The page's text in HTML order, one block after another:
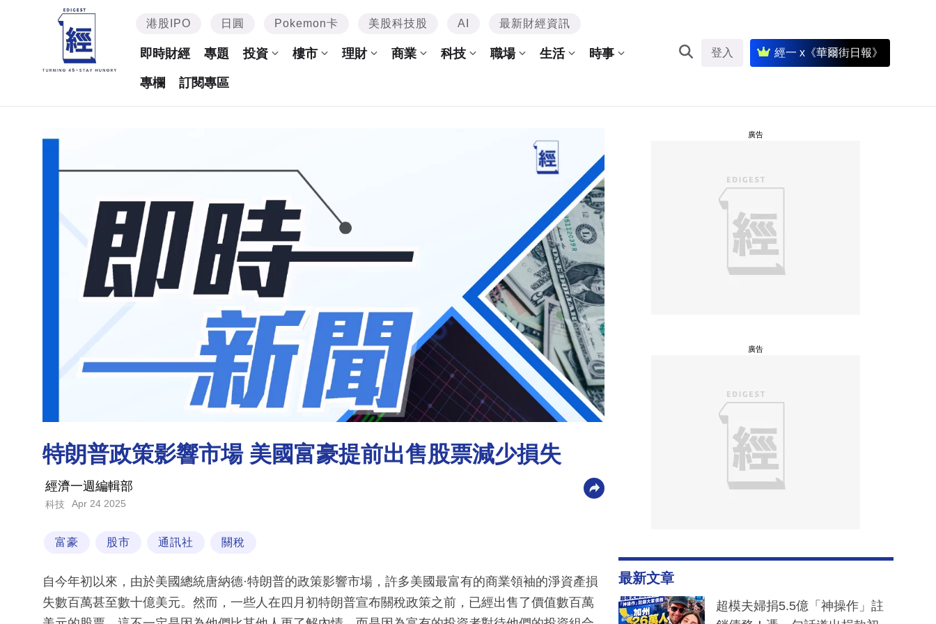
港股IPO 日圓 Pokemon卡 美股科技股 AI 最新財經資訊
即時財經 專題 投資 樓市 理財 商業 科技 職場 生活 時事
專欄 訂閱專區
登入 經一 x《華爾街日報》
特朗普政策影響市場 美國富豪提前出售股票減少損失
經濟一週編輯部
科技 Apr 24 2025
富豪 股市 通訊社 關稅
自今年初以來，由於美國總統唐納德·特朗普的政策影響市場，許多美國最富有的商業領袖的淨資產損
失數百萬甚至數十億美元。然而，一些人在四月初特朗普宣布關稅政策之前，已經出售了價值數百萬
廣告
廣告
最新文章
超模夫婦捐5.5億「神操作」註